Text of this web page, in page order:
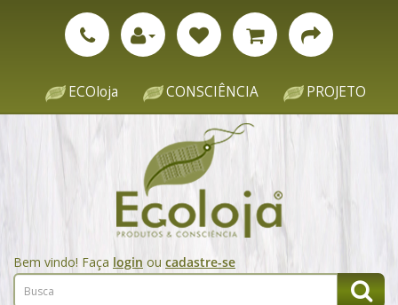
ECOloja CONSCIÊNCIA PROJETO
Bem vindo! Faça login ou cadastre-se